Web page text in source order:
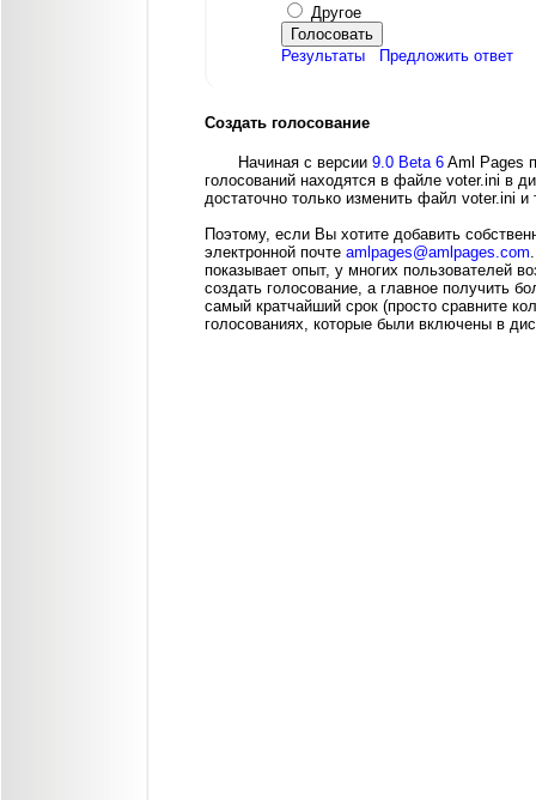
Другое
Результаты Предложить ответ
Создать голосование
Начиная с версии 9.0 Beta 6 Aml Pages
голосований находятся в файле voter.ini в
достаточно только изменить файл voter.ini
Поэтому, если Вы хотите добавить
электронной почте amlpages@amlpages.com
показывает опыт, у многих пользователей
создать голосование, а главное получить
самый кратчайший срок (просто сравните
голосованиях, которые были включены в